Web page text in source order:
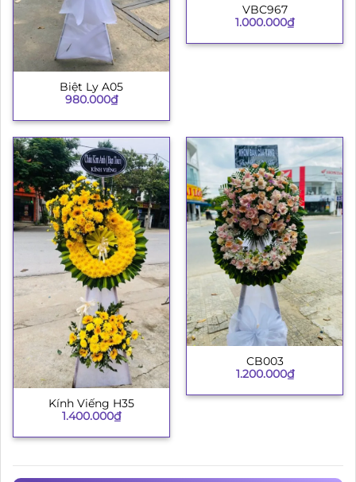
Biệt Ly A05
980.000₫
VBC967
1.000.000₫
Kính Viếng H35
1.400.000₫
CB003
1.200.000₫